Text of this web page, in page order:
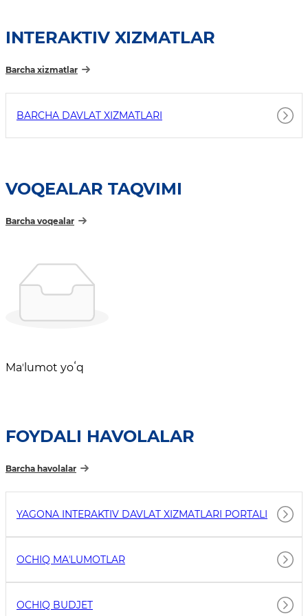
INTERAKTIV XIZMATLAR
Barcha xizmatlar
BARCHA DAVLAT XIZMATLARI
VOQEALAR TAQVIMI
Barcha voqealar
Maʼlumot yoʻq
FOYDALI HAVOLALAR
Barcha havolalar
YAGONA INTERAKTIV DAVLAT XIZMATLARI PORTALI
OCHIQ MAʼLUMOTLAR
OCHIQ BUDJET